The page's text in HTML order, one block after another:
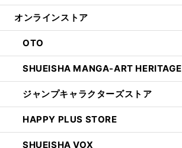
オンラインストア
OTO
SHUEISHA MANGA-ART HERITAGE
ジャンプキャラクターズストア
HAPPY PLUS STORE
SHUEISHA VOX